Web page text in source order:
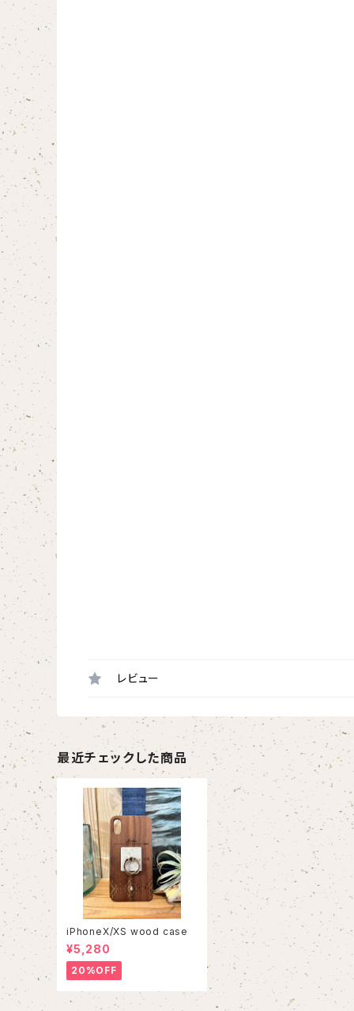
レビュー
最近チェックした商品
iPhoneX/XS wood case
¥5,280
20%OFF